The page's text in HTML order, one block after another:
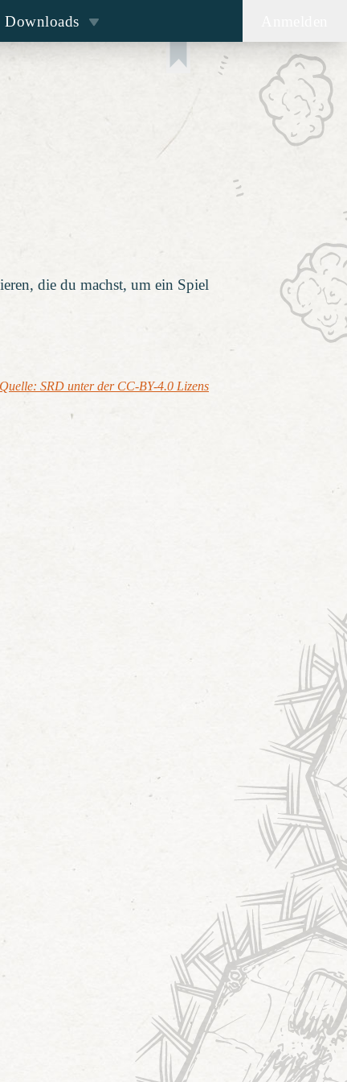
Downloads
die du machst, um ein Spiel
Quelle: SRD unter der CC-BY-4.0 Lizens